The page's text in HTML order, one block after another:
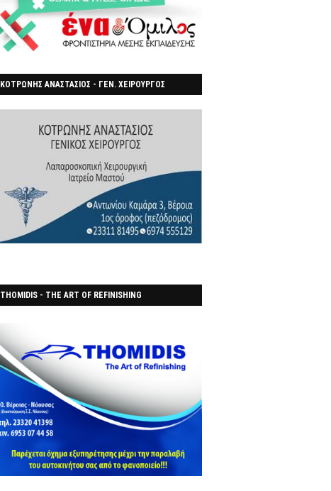
ΚΟΤΡΩΝΗΣ ΑΝΑΣΤΑΣΙΟΣ - ΓΕΝ. ΧΕΙΡΟΥΡΓΟΣ
THOMIDIS - THE ART OF REFINISHING